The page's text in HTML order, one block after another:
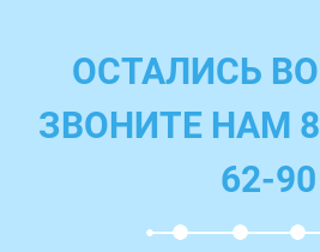
ОСТАЛИСЬ
ЗВОНИТЕ НАМ 8
62-90